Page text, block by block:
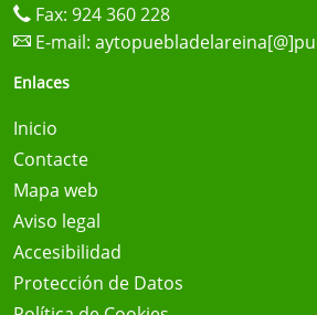
Fax: 924 360 228
E-mail:
Enlaces
Inicio
Contacte
Mapa web
Aviso legal
Accesibilidad
Protección de Datos